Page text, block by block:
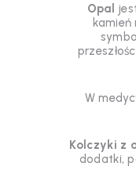
Opal
W
Kolczyki z
dodatki,